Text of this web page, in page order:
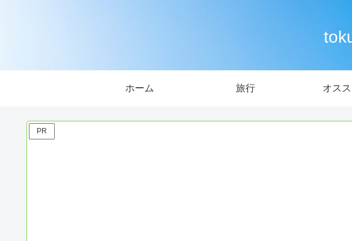
ホーム 旅行 オス
PR